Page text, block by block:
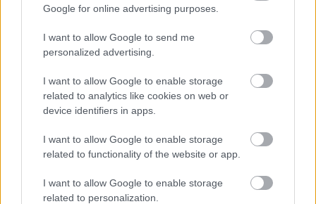
Google for online advertising purposes.
I want to allow Google to send me
personalized advertising.
I want to allow Google to enable storage
related to analytics like cookies on web or
device identifiers in apps.
I want to allow Google to enable storage
related to functionality of the website or app.
I want to allow Google to enable storage
related to personalization.